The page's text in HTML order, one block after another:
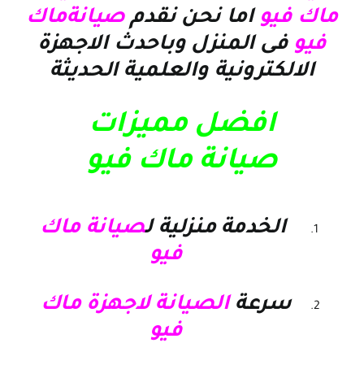
ماك فيو اما نحن نقدمصيانةماك
فيو فى المنزل وباحدث الاجهزة
الالكترونية والعلمية الحديثة
افضل مميزات
صيانة ماك فيو
الخدمة منزلية لصيانة ماك
فيو
سرعة الصيانة لاجهزة ماك
فيو